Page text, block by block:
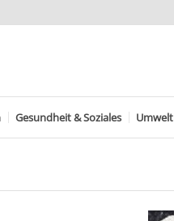
Gesundheit & Soziales Umwelt